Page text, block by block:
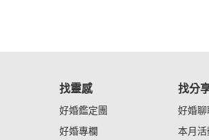
找靈感
好婚鑑定團
好婚專欄
找分
好婚聊
本月活